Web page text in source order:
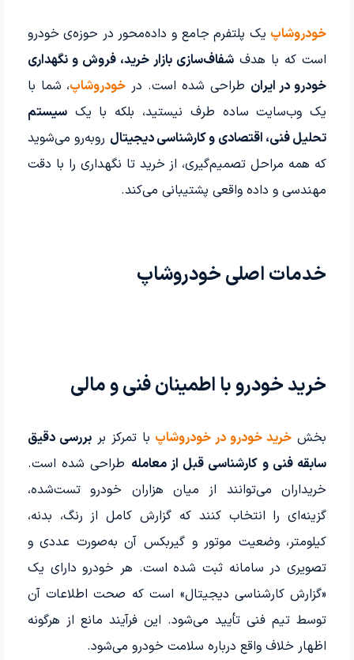
خودروشاپ یک پلتفرم جامع و داده‌محور در حوزه‌ی خودرو
است که با هدف شفاف‌سازی بازار خرید، فروش و نگهداری
خودرو در ایران طراحی شده است. در خودروشاپ، شما با
یک وب‌سایت ساده طرف نیستید، بلکه با یکسیستم
تحلیل فنی، اقتصادی و کارشناسی دیجیتال روبه‌رو می‌شوید
که همه مراحل تصمیم‌گیری، از خرید تا نگهداری را با دقت
مهندسی و داده واقعی پشتیبانی می‌کند.
خدمات اصلی خودروشاپ
خرید خودرو با اطمینان فنی و مالی
بخش خرید خودرو در خودروشاپ با تمرکز بربررسی دقیق
سابقه فنی و کارشناسی قبل از معامله طراحی شده است.
خریداران می‌توانند از میان هزاران خودرو تست‌شده،
گزینه‌ای را انتخاب کنند که گزارش کامل از رنگ، بدنه،
کیلومتر، وضعیت موتور و گیربکس آن به‌صورت عددی و
تصویری در سامانه ثبت شده است. هر خودرو دارای یک
«گزارش کارشناسی دیجیتال» است که صحت اطلاعات آن
توسط تیم فنی تأیید می‌شود. این فرآیند مانع از هرگونه
اظهار خلاف واقع درباره سلامت خودرو می‌شود.